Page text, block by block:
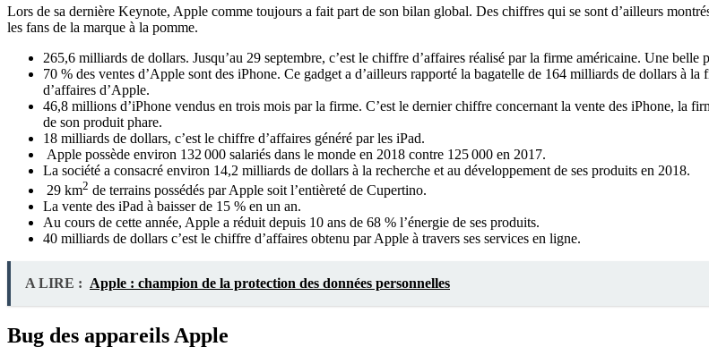
Lors de sa dernière Keynote, Apple comme toujours a fait part de son bilan global. Des chiffres qui se sont d’ailleurs
les fans de la marque à la pomme.
265,6 milliards de dollars. Jusqu’au 29 septembre, c’est le chiffre d’affaires réalisé par la firme américaine. Une
70 % des ventes d’Apple sont des iPhone. Ce gadget a d’ailleurs rapporté la bagatelle de 164 milliards de dollars à
d’affaires d’Apple.
46,8 millions d’iPhone vendus en trois mois par la firme. C’est le dernier chiffre concernant la vente des iPhone, la
de son produit phare.
18 milliards de dollars, c’est le chiffre d’affaires généré par les iPad.
Apple possède environ 132 000 salariés dans le monde en 2018 contre 125 000 en 2017.
La société a consacré environ 14,2 milliards de dollars à la recherche et au développement de ses produits en 2018.
29 km2 de terrains possédés par Apple soit l’entièreté de Cupertino.
La vente des iPad à baisser de 15 % en un an.
Au cours de cette année, Apple a réduit depuis 10 ans de 68 % l’énergie de ses produits.
40 milliards de dollars c’est le chiffre d’affaires obtenu par Apple à travers ses services en ligne.
A LIRE : Apple : champion de la protection des données personnelles
Bug des appareils Apple